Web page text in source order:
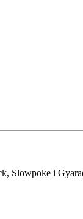
Slowpoke i